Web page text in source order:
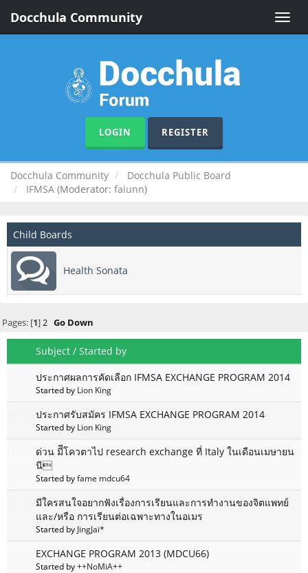
Toggle
Docchula Community
LOGIN REGISTER
Docchula Community
Docchula Public Board
IFMSA (Moderator: faiunn)
Child Boards
Health Sonata
Pages: [1]2 Go Down
Subject / Started by
ประกาศผลการคัดเลือก IFMSA EXCHANGE PROGRAM 2014
Started by Lion King
ประกาศรับสมัคร IFMSA EXCHANGE PROGRAM 2014
Started by Lion King
ด่วน มีีโควตาไป research exchange ที่ Italy ในเดือนเมษายน
นี
Started byfame mdcu64
มีใครสนใจอยากฟังเรื่องการเรียนและการทำงานของจิตแพทย์
และ/หรือ การเรียนต่อเฉพาะทางในอเมร
Started by JingJai*
EXCHANGE PROGRAM 2013 (MDCU66)
Started by++NoMiA++